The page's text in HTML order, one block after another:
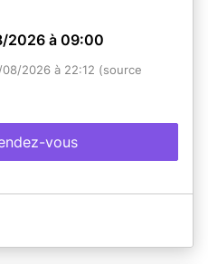
2026 à 09:00
2026 à 22:12 (source
vous